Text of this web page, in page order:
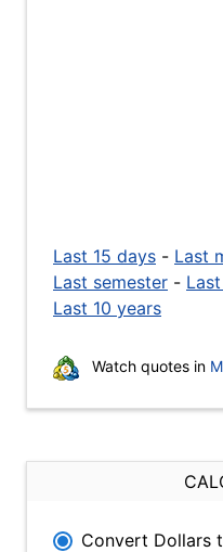
Last 15 days - Last
Last semester -
Last 10 years
Watch quotes in
Convert Dollars